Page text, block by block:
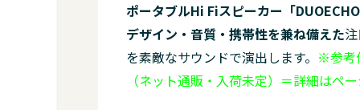
ポータブルHi Fiスピーカー「
デザイン・音質・携帯性を兼ね備えた
を素敵なサウンドで演出します。 ※参考
（ネット通販・入荷未定）＝詳細はペ